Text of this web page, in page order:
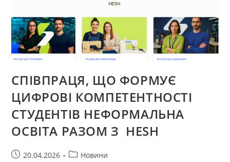
HESH
У
ВИРОБНИЧИЙ
ПРОЦЕС
БІЗНЕСУ
СПІВПРАЦЯ, ЩО ФОРМУЄ
ЦИФРОВІ КОМПЕТЕНТНОСТІ
СТУДЕНТІВ НЕФОРМАЛЬНА
ОСВІТА РАЗОМ З HESH
Запис20.04.2026
Категорія
Новини